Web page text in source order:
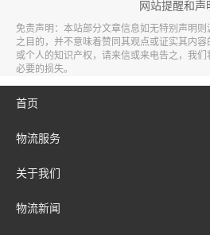
网站提醒和声
免责声明：本站部分文章信息如无特别声明
之目的，并不意味着赞同其观点或证实其内
或个人的知识产权，请来信或来电告之，我
必要的损失。
首页
物流服务
关于我们
物流新闻